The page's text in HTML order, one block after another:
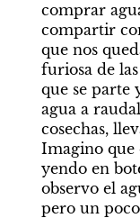
comprar
compartir
que nos
furiosa de
que se parte
agua a
cosechas,
Imagino que
yendo en
observo el
pero un